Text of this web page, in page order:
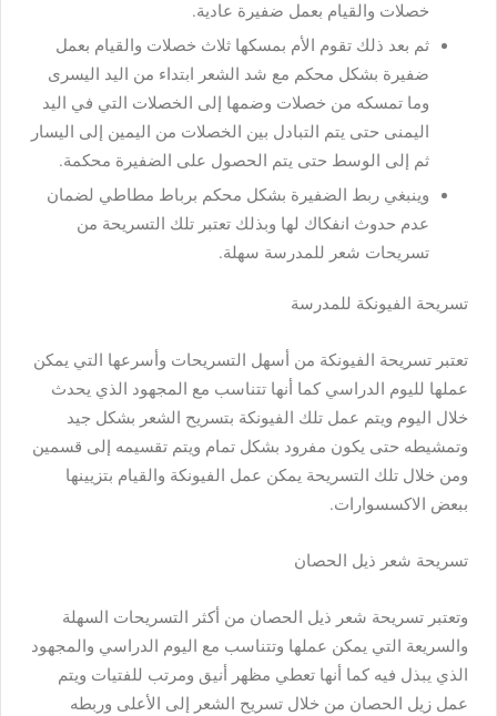
خصلات والقيام بعمل ضفيرة عادية.
ثم بعد ذلك تقوم الأم بمسكها ثلاث خصلات والقيام بعمل
ضفيرة بشكل محكم مع شد الشعر ابتداء من اليد اليسرى
وما تمسكه من خصلات وضمها إلى الخصلات التي في اليد
اليمنى حتى يتم التبادل بين الخصلات من اليمين إلى اليسار
ثم إلى الوسط حتى يتم الحصول على الضفيرة محكمة.
وينبغي ربط الضفيرة بشكل محكم برباط مطاطي لضمان
عدم حدوث انفكاك لها وبذلك تعتبر تلك التسريحة من
تسريحات شعر للمدرسة سهلة.
تسريحة الفيونكة للمدرسة
تعتبر تسريحة الفيونكة من أسهل التسريحات وأسرعها التي يمكن
عملها لليوم الدراسي كما أنها تتناسب مع المجهود الذي يحدث
خلال اليوم ويتم عمل تلك الفيونكة بتسريح الشعر بشكل جيد
وتمشيطه حتى يكون مفرود بشكل تمام ويتم تقسيمه إلى قسمين
ومن خلال تلك التسريحة يمكن عمل الفيونكة والقيام بتزيينها
ببعض الاكسسوارات.
تسريحة شعر ذيل الحصان
وتعتبر تسريحة شعر ذيل الحصان من أكثر التسريحات السهلة
والسريعة التي يمكن عملها وتتناسب مع اليوم الدراسي والمجهود
الذي يبذل فيه كما أنها تعطي مظهر أنيق ومرتب للفتيات ويتم
عمل زيل الحصان من خلال تسريح الشعر إلى الأعلى وربطه